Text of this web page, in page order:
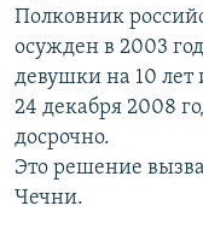
СОЦИАЛЬНЫЕ СЕТИ
Полковник
осужден в 2003
девушки на 10
24 декабря 2008
досрочно.
Это решение
Чечни.